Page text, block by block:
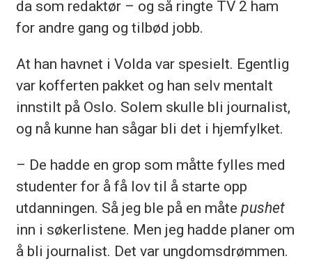
da som redaktør – og så ringte TV 2 ham
for andre gang og tilbød jobb.
At han havnet i Volda var spesielt. Egentlig
var kofferten pakket og han selv mentalt
innstilt på Oslo. Solem skulle bli journalist,
og nå kunne han sågar bli det i hjemfylket.
– De hadde en grop som måtte fylles med
studenter for å få lov til å starte opp
utdanningen. Så jeg ble på en måte pushet
inn i søkerlistene. Men jeg hadde planer om
å bli journalist. Det var ungdomsdrømmen.